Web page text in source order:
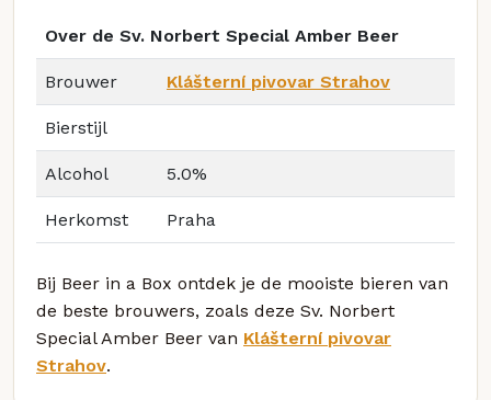
Over de Sv. Norbert Special Amber Beer
Brouwer Klášterní pivovar Strahov
Bierstijl
Alcohol 5.0%
Herkomst Praha
Bij Beer in a Box ontdek je de mooiste bieren van
de beste brouwers, zoals deze Sv. Norbert
Special Amber Beer van Klášterní pivovar
Strahov.